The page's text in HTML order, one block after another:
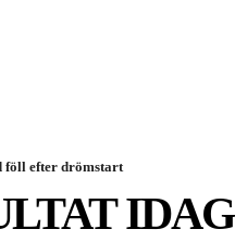
föll efter drömstart